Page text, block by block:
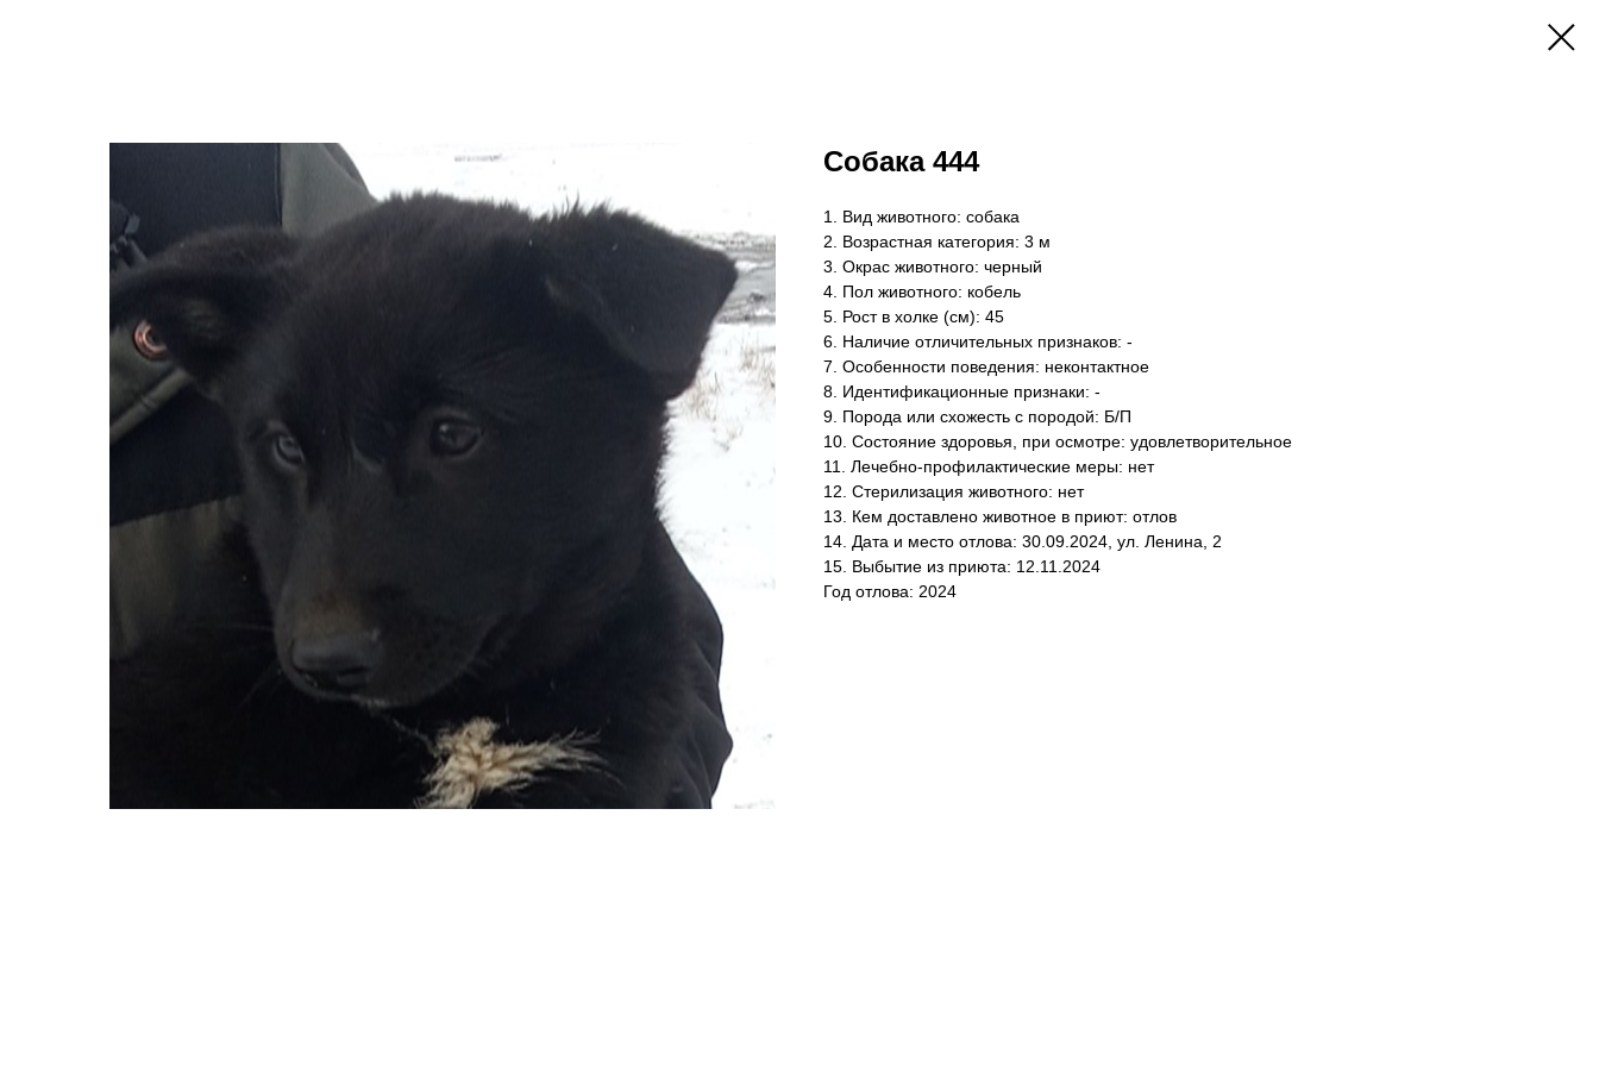
Собака 444
1. Вид животного: собака
2. Возрастная категория: 3 м
3. Окрас животного: черный
4. Пол животного: кобель
5. Рост в холке (см): 45
6. Наличие отличительных признаков: -
7. Особенности поведения: неконтактное
8. Идентификационные признаки: -
9. Порода или схожесть с породой: Б/П
10. Состояние здоровья, при осмотре: удовлетворительное
11. Лечебно-профилактические меры: нет
12. Стерилизация животного: нет
13. Кем доставлено животное в приют: отлов
14. Дата и место отлова: 30.09.2024, ул. Ленина, 2
15. Выбытие из приюта: 12.11.2024
Год отлова: 2024